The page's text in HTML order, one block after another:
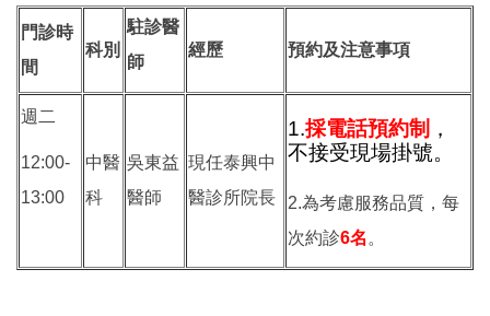
門診時
間
科別
駐診醫
師
經歷 預約及注意事項
週二
12:00-
13:00
中醫
科
吳東益
醫師
現任泰興中
醫診所院長
1.採電話預約制 ，
不接受現場掛號。
2.為考慮服務品質，每
次約診6名 。